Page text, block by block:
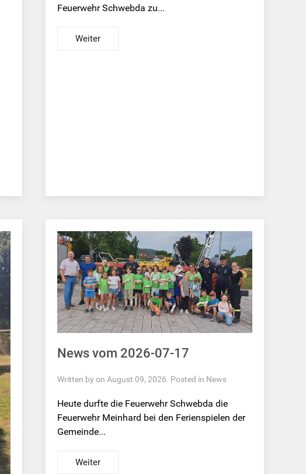
Feuerwehr Schwebda zu...
Weiter
News vom 2026-07-17
Written by on August 09, 2026. Posted in News
Heute durfte die Feuerwehr Schwebda die
Feuerwehr Meinhard bei den Ferienspielen der
Gemeinde...
Weiter